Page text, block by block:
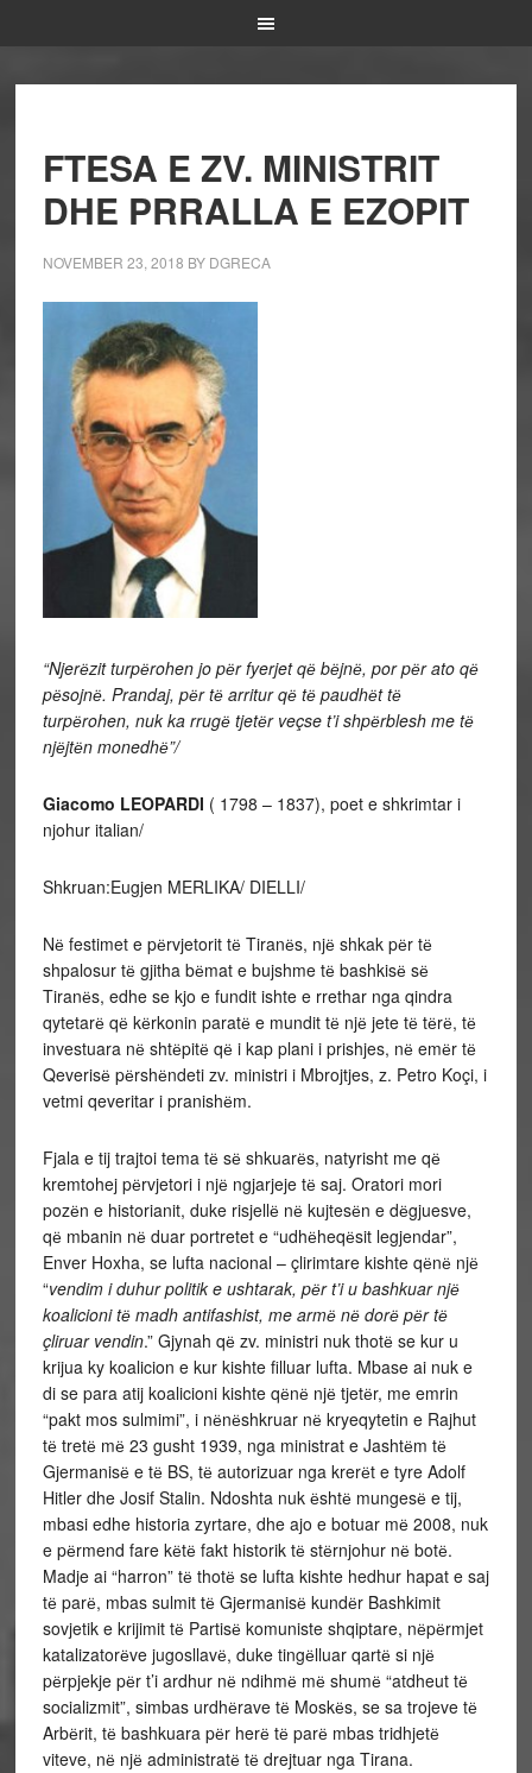
FTESA E ZV. MINISTRIT
DHE PRRALLA E EZOPIT
NOVEMBER 23, 2018 BY DGRECA
“Njerёzit turpёrohen jo pёr fyerjet qё bёjnё, por pёr ato qё
pёsojnё. Prandaj, pёr tё arritur qё tё paudhёt tё
turpёrohen, nuk ka rrugё tjetёr veçse t’i shpёrblesh me tё
njёjtёn monedhё”/
Giacomo LEOPARDI ( 1798 – 1837), poet e shkrimtar i
njohur italian/
Shkruan:Eugjen MERLIKA/ DIELLI/
Nё festimet e pёrvjetorit tё Tiranёs, njё shkak pёr tё
shpalosur tё gjitha bёmat e bujshme tё bashkisё sё
Tiranёs, edhe se kjo e fundit ishte e rrethar nga qindra
qytetarё qё kёrkonin paratё e mundit tё njё jete tё tёrё, tё
investuara nё shtёpitё qё i kap plani i prishjes, nё emёr tё
Qeverisё pёrshёndeti zv. ministri i Mbrojtjes, z. Petro Koçi, i
vetmi qeveritar i pranishёm.
Fjala e tij trajtoi tema tё sё shkuarёs, natyrisht me qё
kremtohej pёrvjetori i njё ngjarjeje tё saj. Oratori mori
pozёn e historianit, duke risjellё nё kujtesёn e dёgjuesve,
qё mbanin nё duar portretet e “udhёheqёsit legjendar”,
Enver Hoxha, se lufta nacional – çlirimtare kishte qёnё njё
“vendim i duhur politik e ushtarak, pёr t’i u bashkuar njё
koalicioni tё madh antifashist, me armё nё dorё pёr tё
çliruar vendin.” Gjynah qё zv. ministri nuk thotё se kur u
krijua ky koalicion e kur kishte filluar lufta. Mbase ai nuk e
di se para atij koalicioni kishte qёnё njё tjetёr, me emrin
“pakt mos sulmimi”, i nёnёshkruar nё kryeqytetin e Rajhut
tё tretё mё 23 gusht 1939, nga ministrat e Jashtёm tё
Gjermanisё e tё BS, tё autorizuar nga krerёt e tyre Adolf
Hitler dhe Josif Stalin. Ndoshta nuk ёshtё mungesё e tij,
mbasi edhe historia zyrtare, dhe ajo e botuar mё 2008, nuk
e pёrmend fare kёtё fakt historik tё stёrnjohur nё botё.
Madje ai “harron” tё thotё se lufta kishte hedhur hapat e saj
tё parё, mbas sulmit tё Gjermanisё kundёr Bashkimit
sovjetik e krijimit tё Partisё komuniste shqiptare, nёpёrmjet
katalizatorёve jugosllavё, duke tingёlluar qartё si njё
pёrpjekje pёr t’i ardhur nё ndihmё mё shumё “atdheut tё
socializmit”, simbas urdhёrave tё Moskёs, se sa trojeve tё
Arbёrit, tё bashkuara pёr herё tё parё mbas tridhjetё
viteve, nё njё administratё tё drejtuar nga Tirana.